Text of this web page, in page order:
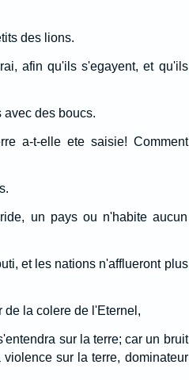
des lions.
afin qu'ils s'egayent, et qu'ils
avec des boucs.
a-t-elle ete saisie! Comment
un pays ou n'habite aucun
et les nations n'afflueront plus
de la colere de l'Eternel,
sur la terre; car un bruit
sur la terre, dominateur